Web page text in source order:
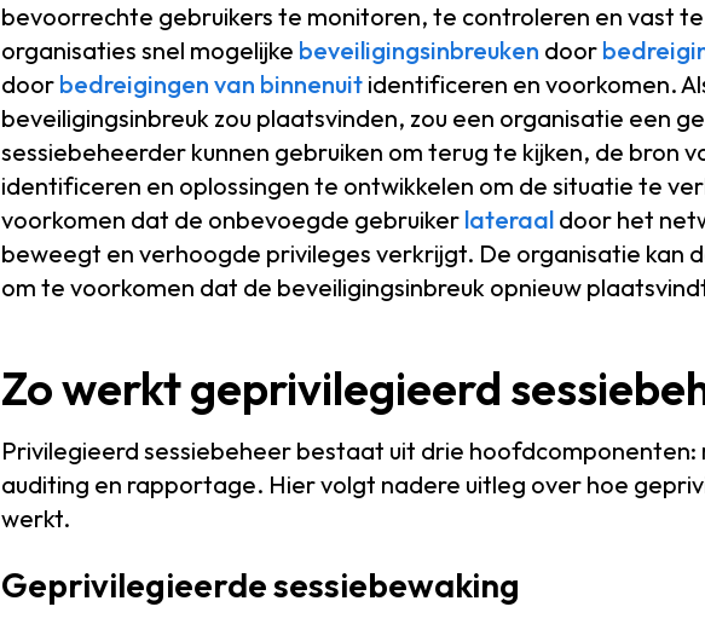
bevoorrechte gebruikers te monitoren, te controleren en vast
organisaties snel mogelijke beveiligingsinbreuken door
door bedreigingen van binnenuit identificeren en voorkomen.
beveiligingsinbreuk zou plaatsvinden, zou een organisatie een
sessiebeheerder kunnen gebruiken om terug te kijken, de bron
identificeren en oplossingen te ontwikkelen om de situatie te
voorkomen dat de onbevoegde gebruiker lateraal door het
beweegt en verhoogde privileges verkrijgt. De organisatie kan
om te voorkomen dat de beveiligingsinbreuk opnieuw
Zo werkt geprivilegieerd
Privilegieerd sessiebeheer bestaat uit drie
auditing en rapportage. Hier volgt nadere uitleg over hoe
werkt.
Geprivilegieerde sessiebewaking